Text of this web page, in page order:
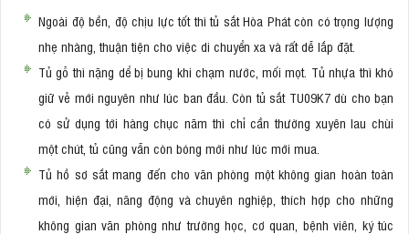
Ngoài độ bền, độ chịu lực tốt thì tủ sắt Hòa Phát còn có trọng lượng
nhẹ nhàng, thuận tiện cho việc di chuyển xa và rất dễ lắp đặt.
Tủ gỗ thì nặng dể bị bung khi chạm nước, mối mọt. Tủ nhựa thì khó
giữ vẻ mới nguyên như lúc ban đầu. Còn tủ sắt TU09K7 dù cho bạn
có sử dụng tới hàng chục năm thì chỉ cần thường xuyên lau chùi
một chút, tủ cũng vẫn còn bóng mới như lúc mới mua.
Tủ hồ sơ sắt mang đến cho văn phòng một không gian hoàn toàn
mới, hiện đại, năng động và chuyên nghiệp, thích hợp cho những
không gian văn phòng như trường học, cơ quan, bệnh viên, ký túc